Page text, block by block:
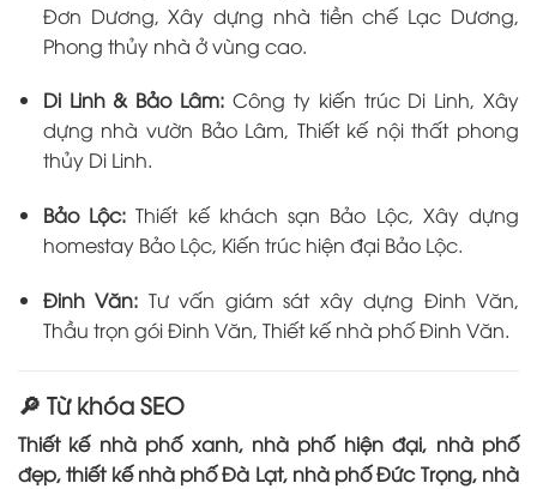
Đơn Dương, Xây dựng nhà tiền chế Lạc Dương,
Phong thủy nhà ở vùng cao.
Di Linh & Bảo Lâm: Công ty kiến trúc Di Linh, Xây
dựng nhà vườn Bảo Lâm, Thiết kế nội thất phong
thủy Di Linh.
Bảo Lộc: Thiết kế khách sạn Bảo Lộc, Xây dựng
homestay Bảo Lộc, Kiến trúc hiện đại Bảo Lộc.
Đinh Văn: Tư vấn giám sát xây dựng Đinh Văn,
Thầu trọn gói Đinh Văn, Thiết kế nhà phố Đinh Văn.
🔎 Từ khóa SEO
Thiết kế nhà phố xanh, nhà phố hiện đại, nhà phố
đẹp, thiết kế nhà phố Đà Lạt, nhà phố Đức Trọng, nhà